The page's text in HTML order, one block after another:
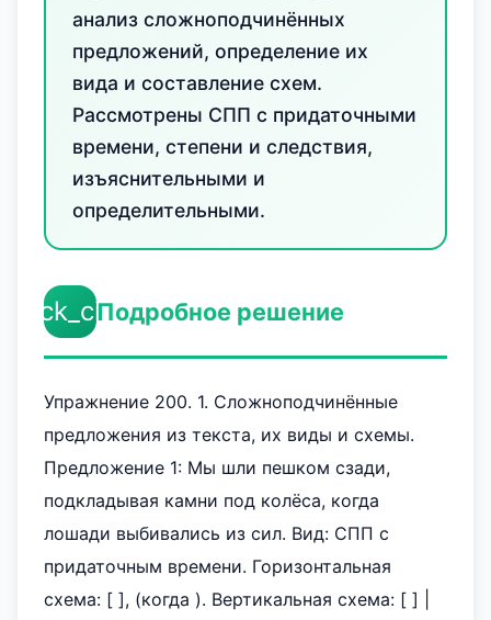
анализ сложноподчинённых
предложений, определение их
вида и составление схем.
Рассмотрены СПП с придаточными
времени, степени и следствия,
изъяснительными и
определительными.
Подробное решение
Упражнение 200. 1. Сложноподчинённые
предложения из текста, их виды и схемы.
Предложение 1: Мы шли пешком сзади,
подкладывая камни под колёса, когда
лошади выбивались из сил. Вид: СПП с
придаточным времени. Горизонтальная
схема: [ ], (когда ). Вертикальная схема: [ ] |